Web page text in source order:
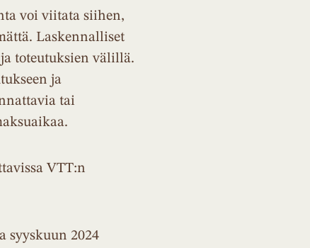
voi viitata siihen,
Laskennalliset
toteutuksien välillä.
ja
tai
VTT:n
syyskuun 2024